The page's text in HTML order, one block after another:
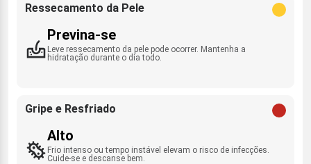
Ressecamento da Pele
Previna-se
Leve ressecamento da pele pode ocorrer. Mantenha a
hidratação durante o dia todo.
Gripe e Resfriado
Alto
Frio intenso ou tempo instável elevam o risco de infecções.
Cuide-se e descanse bem.